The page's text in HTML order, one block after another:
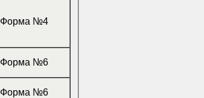
Форма №4
Форма №6
Форма №6